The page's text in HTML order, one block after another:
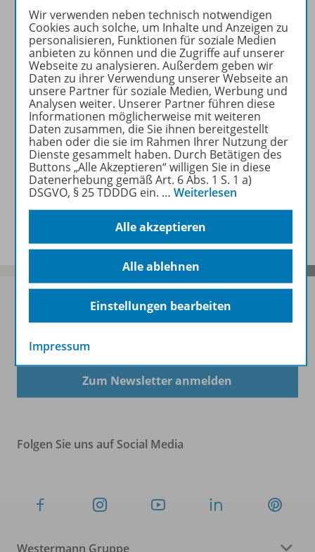
Zum Abonnement
Zum Newsletter anmelden
Folgen Sie uns auf Social Media
Westermann Gruppe
Wir verwenden neben technisch notwendigen
Cookies auch solche, um Inhalte und Anzeigen zu
personalisieren, Funktionen für soziale Medien
anbieten zu können und die Zugriffe auf unserer
Webseite zu analysieren. Außerdem geben wir
Daten zu ihrer Verwendung unserer Webseite an
unsere Partner für soziale Medien, Werbung und
Analysen weiter. Unserer Partner führen diese
Informationen möglicherweise mit weiteren
Daten zusammen, die Sie ihnen bereitgestellt
haben oder die sie im Rahmen Ihrer Nutzung der
Dienste gesammelt haben. Durch Betätigen des
Buttons „Alle Akzeptieren“ willigen Sie in diese
Datenerhebung gemäß Art. 6 Abs. 1 S. 1 a)
DSGVO, § 25 TDDDG ein. … Weiterlesen
Alle akzeptieren
Alle ablehnen
Einstellungen bearbeiten
Impressum